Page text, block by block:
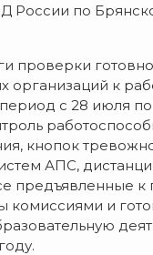
России по
проверки
организаций к
с 28 июля по
кнопок
АПС,
предъявленные к
комиссиями и